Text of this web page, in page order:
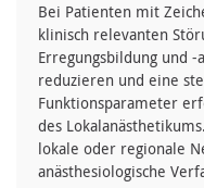
Bei Patienten mit
klinisch relevanten
Erregungsbildung und
reduzieren und eine
Funktionsparameter
des
lokale oder regionale
anästhesiologische